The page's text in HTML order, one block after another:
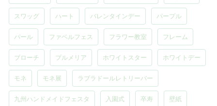
スワッグ ハート バレンタインデー パープル
パール ファベルフェス フラワー教室 フレーム
ブローチ プルメリア ホワイトスター ホワイトデー
モネ モネ展 ラブラドールレトリーバー
九州ハンドメイドフェスタ 入園式 卒寿 壁紙